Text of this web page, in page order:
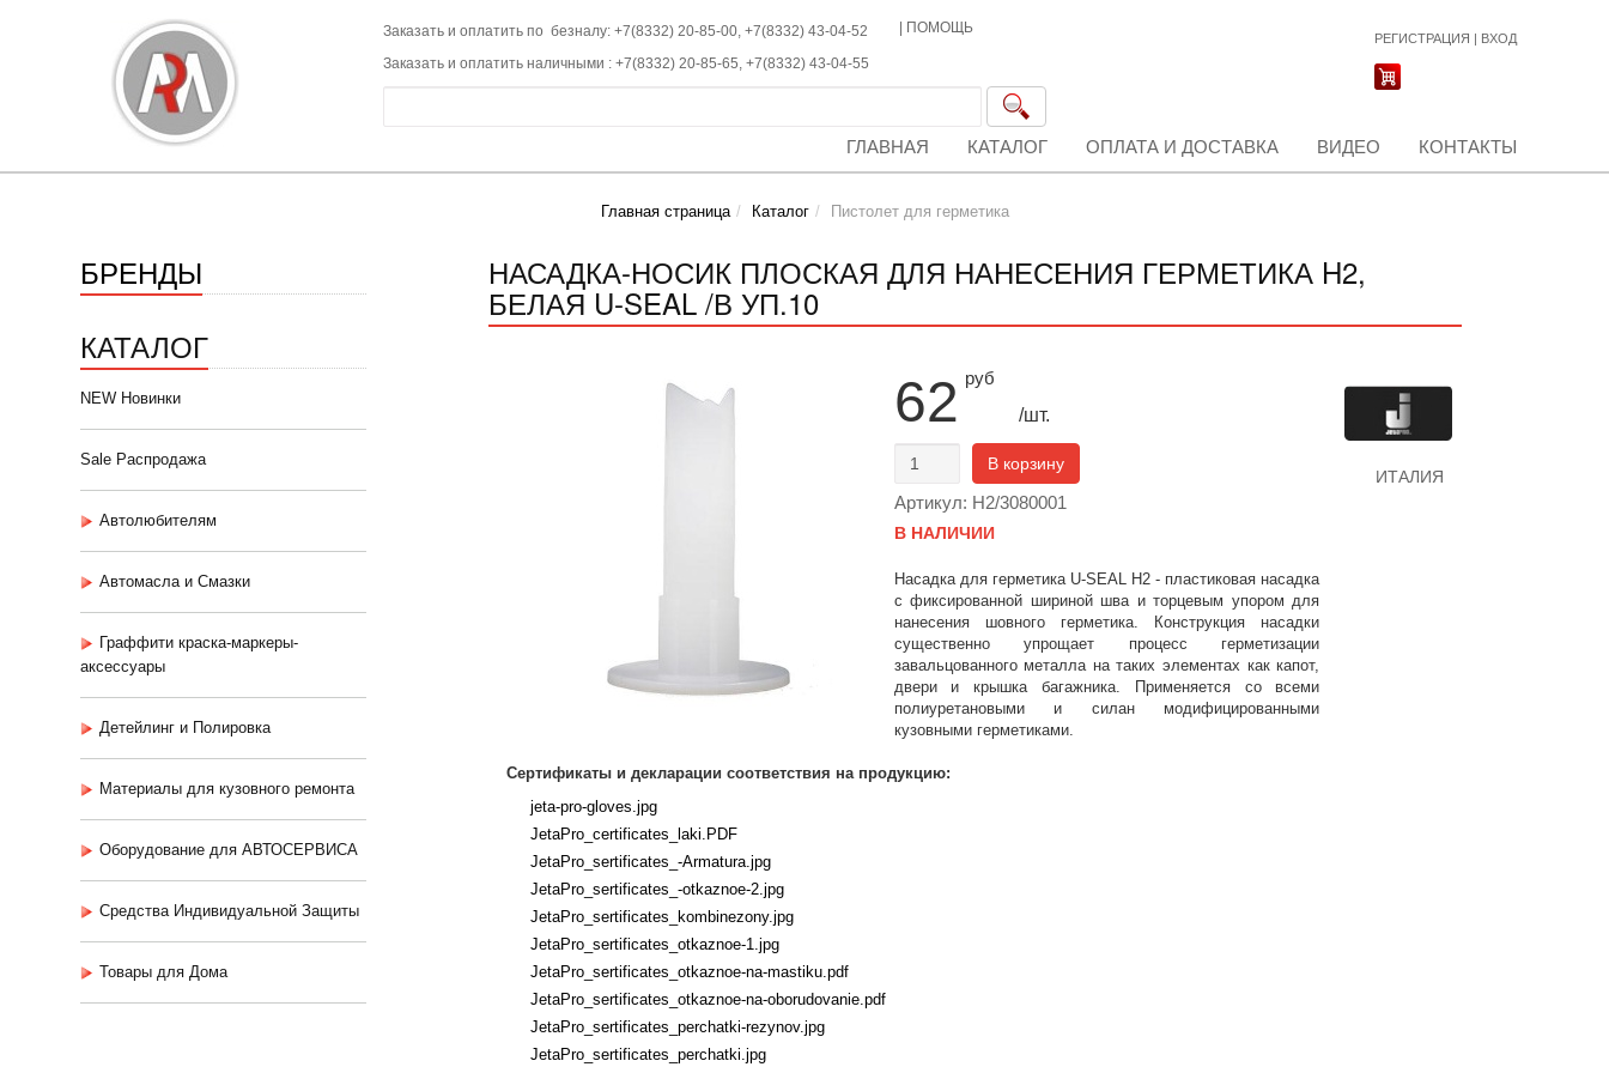
Заказать и оплатить по безналу: +7(8332) 20-85-00, +7(8332) 43-04-52
Заказать и оплатить наличными : +7(8332) 20-85-65, +7(8332) 43-04-55
ПОМОЩЬ
РЕГИСТРАЦИЯ | ВХОД
ГЛАВНАЯ КАТАЛОГ ОПЛАТА И ДОСТАВКА ВИДЕО КОНТАКТЫ
Главная страница Каталог Пистолет для герметика
БРЕНДЫ
КАТАЛОГ
NEW Новинки
Sale Распродажа
Автолюбителям
Автомасла и Смазки
Граффити краска-маркеры-
аксессуары
Детейлинг и Полировка
Материалы для кузовного ремонта
Оборудование для АВТОСЕРВИСА
Средства Индивидуальной Защиты
Товары для Дома
НАСАДКА-НОСИК ПЛОСКАЯ ДЛЯ НАНЕСЕНИЯ ГЕРМЕТИКА H2,
БЕЛАЯ U-SEAL /В УП.10
62 руб
/шт.
В корзину
Артикул: H2/3080001
В НАЛИЧИИ
Насадка для герметика U-SEAL H2 - пластиковая насадка
с фиксированной шириной шва и торцевым упором для
нанесения шовного герметика. Конструкция насадки
существенно упрощает процесс герметизации
завальцованного металла на таких элементах как капот,
двери и крышка багажника. Применяется со всеми
полиуретановыми и силан модифицированными
кузовными герметиками.
ИТАЛИЯ
Сертификаты и декларации соответствия на продукцию:
jeta-pro-gloves.jpg
JetaPro_certificates_laki.PDF
JetaPro_sertificates_-Armatura.jpg
JetaPro_sertificates_-otkaznoe-2.jpg
JetaPro_sertificates_kombinezony.jpg
JetaPro_sertificates_otkaznoe-1.jpg
JetaPro_sertificates_otkaznoe-na-mastiku.pdf
JetaPro_sertificates_otkaznoe-na-oborudovanie.pdf
JetaPro_sertificates_perchatki-rezynov.jpg
JetaPro_sertificates_perchatki.jpg